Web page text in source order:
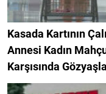
Kasada Kartının
Annesi Kadın
Karşısında